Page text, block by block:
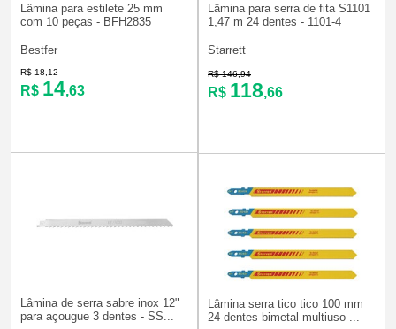
Lâmina para estilete 25 mm
com 10 peças - BFH2835
Bestfer
R$ 18,12
R$ 14,63
Lâmina para serra de fita S1101
1,47 m 24 dentes - 1101-4
Starrett
R$ 146,94
R$ 118,66
Lâmina de serra sabre inox 12"
para açougue 3 dentes - SS...
Lâmina serra tico tico 100 mm
24 dentes bimetal multiuso ...